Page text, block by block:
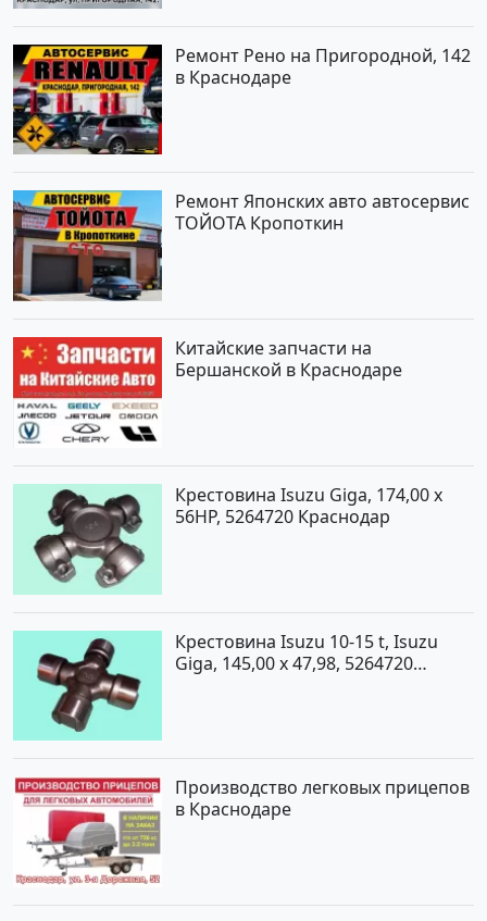
Ремонт Рено на Пригородной, 142
в Краснодаре
Ремонт Японских авто автосервис
ТОЙОТА Кропоткин
Китайские запчасти на
Бершанской в Краснодаре
Крестовина Isuzu Giga, 174,00 x
56HP, 5264720 Краснодар
Крестовина Isuzu 10-15 t, Isuzu
Giga, 145,00 x 47,98, 5264720
Производство легковых прицепов
в Краснодаре